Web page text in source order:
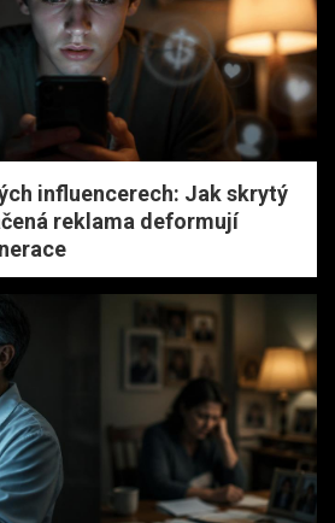
influencerech: Jak skrytý
reklama deformují